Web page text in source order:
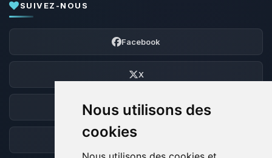
Nous utilisons des
cookies
SUIVEZ-NOUS
Facebook
X
Discord
Forum